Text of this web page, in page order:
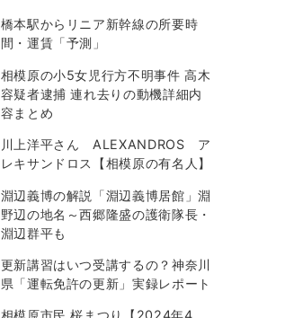
橋本駅からリニア新幹線の所要時
間・運賃「予測」
相模原の小5女児行方不明事件 高木
容疑者逮捕 連れ去りの動機詳細内
容まとめ
川上洋平さん ALEXANDROS ア
レキサンドロス【相模原の有名人】
淵辺義博の解説「淵辺義博居館」淵
野辺の地名～西郷隆盛の護衛隊長・
淵辺群平も
更新講習はいつ受講するの？神奈川
県「運転免許の更新」実録レポート